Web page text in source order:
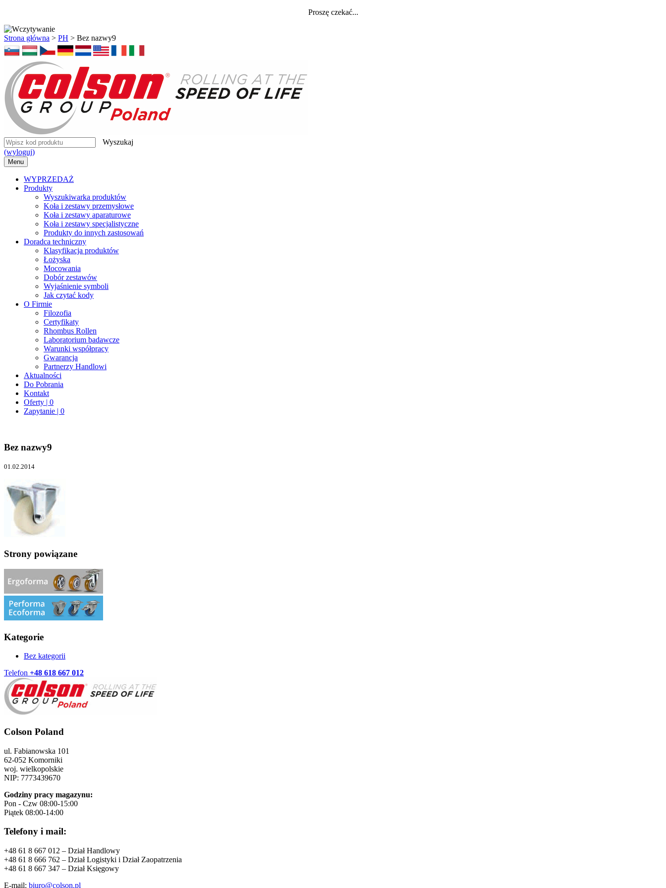
Proszę czekać...
Strona główna > PH > Bez nazwy9
Wyszukaj
(wyloguj)
Menu
WYPRZEDAŻ
Produkty
Wyszukiwarka produktów
Koła i zestawy przemysłowe
Koła i zestawy aparaturowe
Koła i zestawy specjalistyczne
Produkty do innych zastosowań
Doradca techniczny
Klasyfikacja produktów
Łożyska
Mocowania
Dobór zestawów
Wyjaśnienie symboli
Jak czytać kody
O Firmie
Filozofia
Certyfikaty
Rhombus Rollen
Laboratorium badawcze
Warunki współpracy
Gwarancja
Partnerzy Handlowi
Aktualności
Do Pobrania
Kontakt
Oferty | 0
Zapytanie | 0
Bez nazwy9
01.02.2014
Strony powiązane
Kategorie
Bez kategorii
Telefon +48 618 667 012
Colson Poland
ul. Fabianowska 101
62-052 Komorniki
woj. wielkopolskie
NIP: 7773439670
Godziny pracy magazynu:
Pon - Czw 08:00-15:00
Piątek 08:00-14:00
Telefony i mail:
+48 61 8 667 012 – Dział Handlowy
+48 61 8 666 762 – Dział Logistyki i Dział Zaopatrzenia
+48 61 8 667 347 – Dział Księgowy
E-mail: biuro@colson.pl